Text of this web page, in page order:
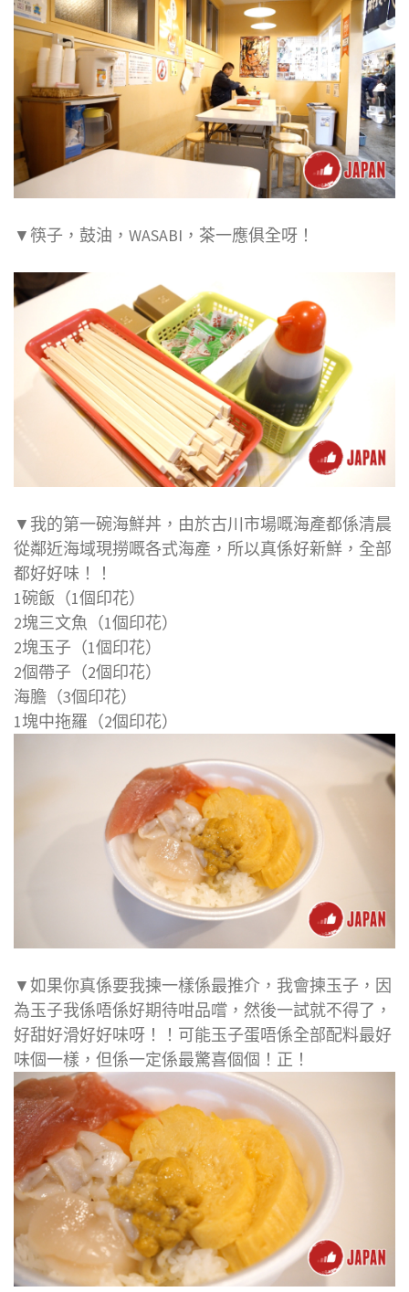
▼筷子，鼓油，WASABI，茶一應俱全呀！
▼我的第一碗海鮮丼，由於古川市場嘅海產都係清晨
從鄰近海域現撈嘅各式海產，所以真係好新鮮，全部
都好好味！！
1碗飯（1個印花）
2塊三文魚（1個印花）
2塊玉子（1個印花）
2個帶子（2個印花）
海膽（3個印花）
1塊中拖羅（2個印花）
▼如果你真係要我揀一樣係最推介，我會揀玉子，因
為玉子我係唔係好期待咁品嚐，然後一試就不得了，
好甜好滑好好味呀！！可能玉子蛋唔係全部配料最好
味個一樣，但係一定係最驚喜個個！正！